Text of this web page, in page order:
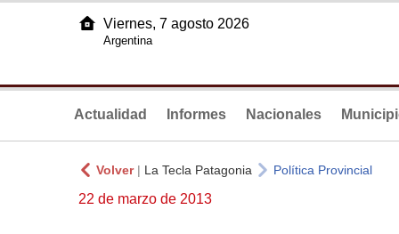
Viernes, 7 agosto 2026
Argentina
Actualidad Informes Nacionales
Volver| La Tecla Patagonia Política Provincial
22 de marzo de 2013